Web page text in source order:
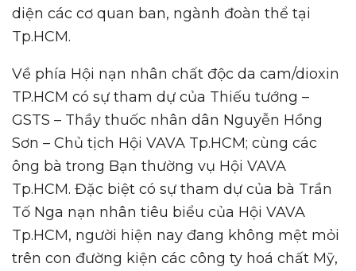
diện các cơ quan ban, ngành đoàn thể tại
Tp.HCM.
Về phía Hội nạn nhân chất độc da cam/dioxin
TP.HCM có sự tham dự của Thiếu tướng –
GSTS – Thầy thuốc nhân dân Nguyễn Hồng
Sơn – Chủ tịch Hội VAVA Tp.HCM; cùng các
ông bà trong Bạn thường vụ Hội VAVA
Tp.HCM. Đặc biệt có sự tham dự của bà Trần
Tố Nga nạn nhân tiêu biểu của Hội VAVA
Tp.HCM, người hiện nay đang không mệt mỏi
trên con đường kiện các công ty hoá chất Mỹ,